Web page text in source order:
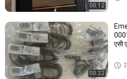
00:12
00:22
एसी